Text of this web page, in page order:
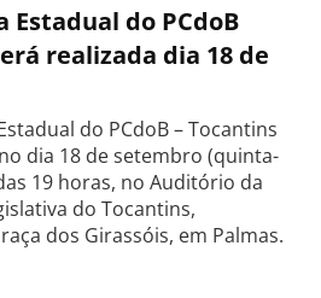
Estadual do PCdoB
realizada dia 18 de
do PCdoB – Tocantins
dia 18 de setembro (quinta-
19 horas, no Auditório da
do Tocantins,
dos Girassóis, em Palmas.